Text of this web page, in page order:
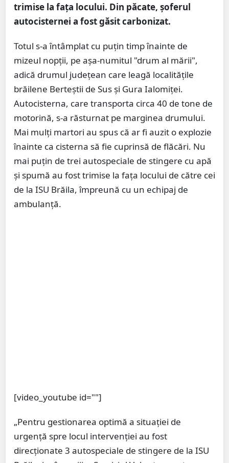
trimise la fața locului. Din păcate, șoferul
autocisternei a fost găsit carbonizat.
Totul s-a întâmplat cu puțin timp înainte de
mizeul nopții, pe așa-numitul "drum al mării",
adică drumul județean care leagă localitățile
brăilene Berteștii de Sus și Gura Ialomiței.
Autocisterna, care transporta circa 40 de tone de
motorină, s-a răsturnat pe marginea drumului.
Mai mulți martori au spus că ar fi auzit o explozie
înainte ca cisterna să fie cuprinsă de flăcări. Nu
mai puțin de trei autospeciale de stingere cu apă
și spumă au fost trimise la fața locului de către cei
de la ISU Brăila, împreună cu un echipaj de
ambulanță.
[video_youtube id=""]
„Pentru gestionarea optimă a situației de
urgență spre locul intervenției au fost
direcționate 3 autospeciale de stingere de la ISU